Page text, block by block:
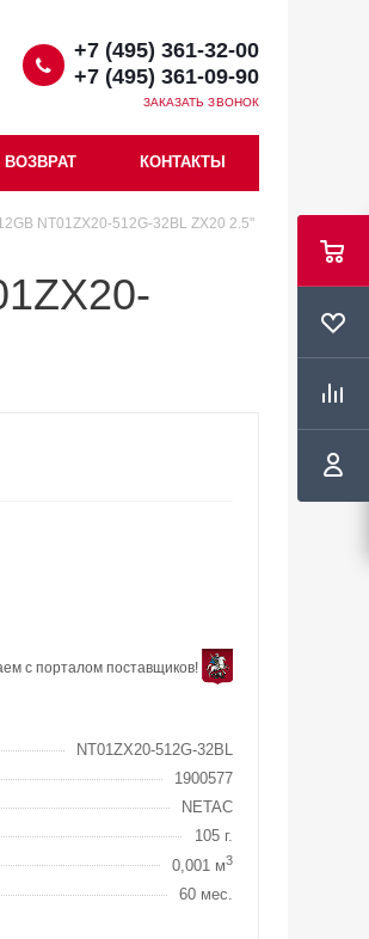
+7 (495) 361-32-00
+7 (495) 361-09-90
ЗАКАЗАТЬ ЗВОНОК
ВОЗВРАТ КОНТАКТЫ
NT01ZX20-512G-32BL ZX20 2.5"
с порталом поставщиков!
NT01ZX20-512G-32BL
1900577
NETAC
105 г.
0,001 м3
60 мес.